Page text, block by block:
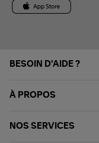
BESOIN D'AIDE ?
À PROPOS
NOS SERVICES